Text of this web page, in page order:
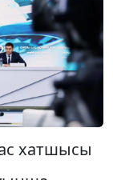
хатшысы